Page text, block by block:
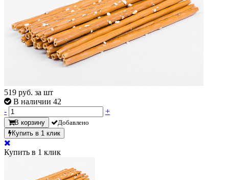
519 руб. за шт
В наличии 42
-
+
В корзину
Добавлено
Купить в 1 клик
Купить в 1 клик